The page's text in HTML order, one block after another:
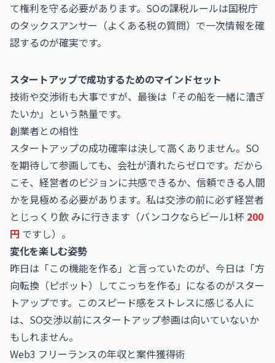
て権利を守る必要があります。SOの課税ルールは国税庁
のタックスアンサー（よくある税の質問） で一次情報を確
認するのが確実です。
スタートアップで成功するためのマインドセット
技術や交渉術も大事ですが、最後は「その船を一緒に漕ぎ
たいか」という熱量です。
創業者との相性
スタートアップの成功確率は決して高くありません。SO
を期待して参画しても、会社が潰れたらゼロです。だから
こそ、経営者のビジョンに共感できるか、信頼できる人間
かを見極める必要があります。私は交渉の前に必ず経営者
とじっくり飲 みに行きます（バンコクならビール1杯 200
円 ですし）。
変化を楽しむ姿勢
昨日は「この機能を作る」と言っていたのが、今日は「方
向転換（ピボット）してこっちを作る」になるのがスター
トアップです。このスピード感をストレスに感じる人に
は、SO交渉以前にスタートアップ参画は向いていないか
もしれません。
Web3 フリーランスの年収と案件獲得術